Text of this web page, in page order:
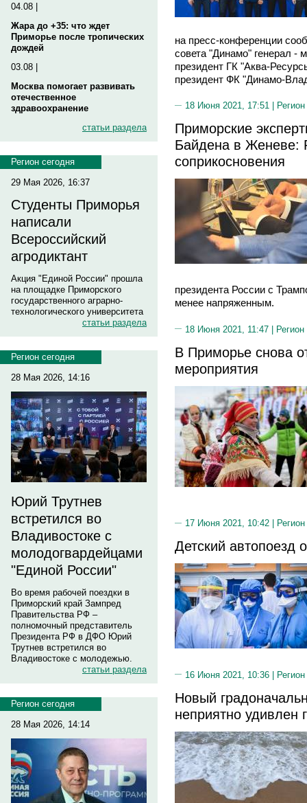
04.08 |
Жара до +35: что ждет
Приморье после тропических
дождей
03.08 |
Москва помогает развивать
отечественное
здравоохранение
статьи раздела
Регион сегодня
29 Мая 2026, 16:37
Студенты Приморья
написали
Всероссийский
агродиктант
Акция "Единой России" прошла
на площадке Приморского
государственного аграрно-
технологического университета
статьи раздела
Регион сегодня
28 Мая 2026, 14:16
Юрий Трутнев
встретился во
Владивостоке с
молодогвардейцами
"Единой России"
Во время рабочей поездки в
Приморский край Зампред
Правительства РФ –
полномочный представитель
Президента РФ в ДФО Юрий
Трутнев встретился во
Владивостоке с молодежью.
статьи раздела
Регион сегодня
28 Мая 2026, 14:14
на пресс-конференции
совета "Динамо" генерал -
президент ГК "Аква-
президент ФК "Динамо-
18 Июня 2021, 17:51 |
Приморские
Байдена в Женеве:
соприкосновения
президента России с
менее напряженным.
18 Июня 2021, 11:47 | Регион
В Приморье снова
мероприятия
17 Июня 2021, 10:42 |
Детский автопоезд
16 Июня 2021, 10:36 |
Новый
неприятно удивлен